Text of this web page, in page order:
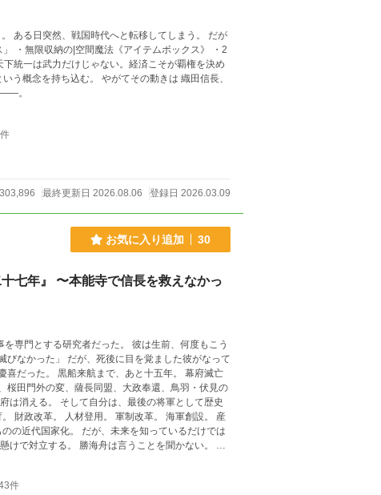
が
く――。
最終更新日 2026.08.06 登録日 2026.03.09
お気に入り追加 30
七年』 〜本能寺で信長を救えなかっ
者だった。 彼は生前、何度もこう
件